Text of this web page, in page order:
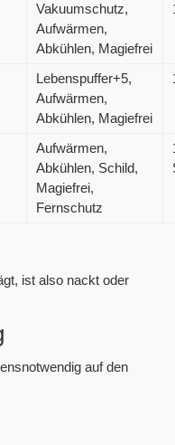
Vakuumschutz,
Aufwärmen,
Abkühlen, Magiefrei
Lebenspuffer+5,
Aufwärmen,
Abkühlen, Magiefrei
Aufwärmen,
Abkühlen, Schild,
Magiefrei,
Fernschutz
ist also nackt oder
auf den